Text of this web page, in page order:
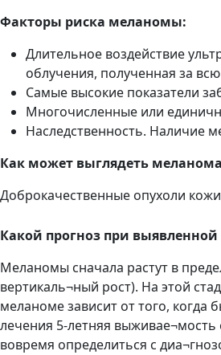
Факторы риска меланомы:
Длительное воздействие
облучения, полученная за
Самые высокие показатели
Многочисленные или
Наследственность. Наличие
Как может выглядеть
Доброкачественные опухоли
Какой прогноз при
Меланомы сначала растут в
вертикаль¬ный рост). На этой
меланоме зависит от того, когда
лечения 5-летняя
вовремя определиться с